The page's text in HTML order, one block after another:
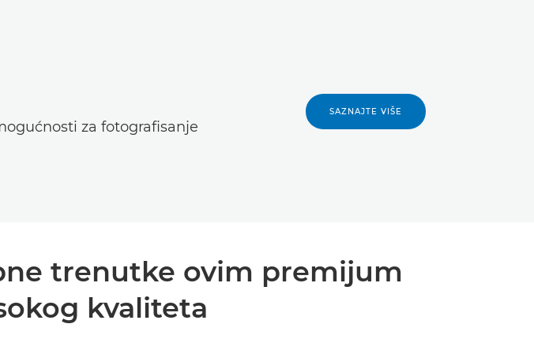
za fotografisanje
SAZNAJTE VIŠE
trenutke ovim premijum
kvaliteta